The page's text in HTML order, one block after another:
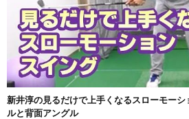
新井淳の見るだけで上手くなるスローモー
ルと背面アングル